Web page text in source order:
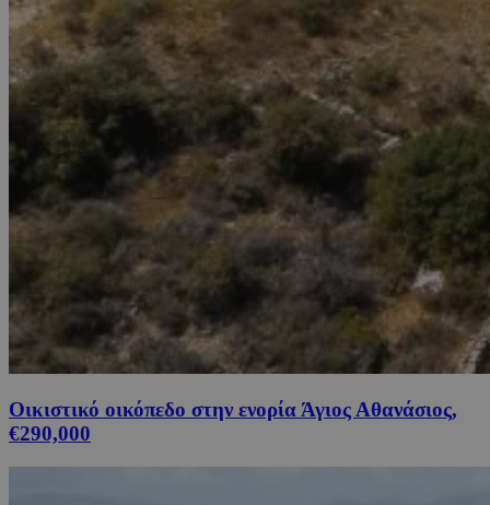
Οικιστικό οικόπεδο στην ενορία Άγιος Αθανάσιος,
€290,000